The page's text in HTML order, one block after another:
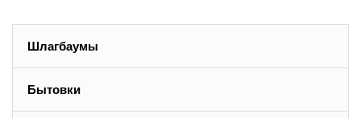
Шлагбаумы
Бытовки